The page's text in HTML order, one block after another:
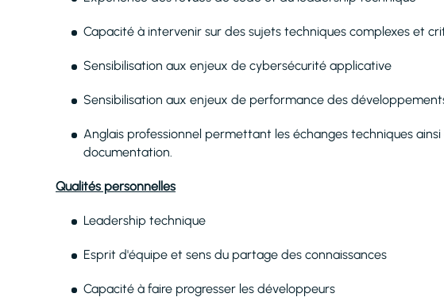
Capacité à intervenir sur des sujets techniques complexes et
Sensibilisation aux enjeux de cybersécurité applicative
Sensibilisation aux enjeux de performance des
Anglais professionnel permettant les échanges techniques
documentation.
Qualités personnelles
Leadership technique
Esprit d'équipe et sens du partage des connaissances
Capacité à faire progresser les développeurs